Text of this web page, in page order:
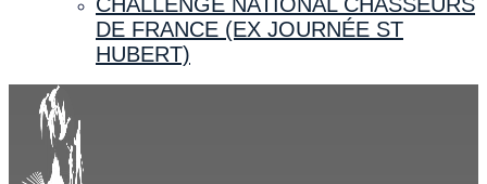
DE FRANCE (EX JOURNÉE ST
HUBERT)